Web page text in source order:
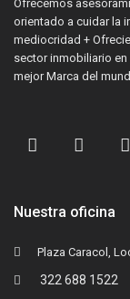
Ofrecemos
orientado a cuidar la
mediocridad +
sector inmobiliario en
mejor Marca del
Nuestra oficina
Plaza Caracol,
322 688 1522